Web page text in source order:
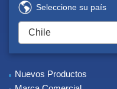
Seleccione su país
Nuevos Productos